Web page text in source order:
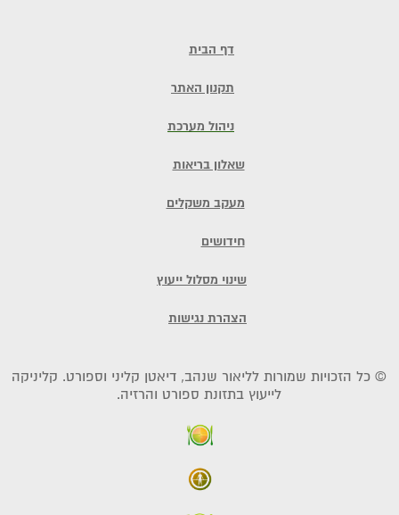
© כל הזכויות שמורות לליאור שנהב, דיאטן קליני וספורט. קליניקה
לייעוץ בתזונת ספורט והרזיה.
דף הבית
תקנון האתר
ניהול מערכת
שאלון בריאות
מעקב משקלים
חידושים
שינוי מסלול ייעוץ
הצהרת נגישות